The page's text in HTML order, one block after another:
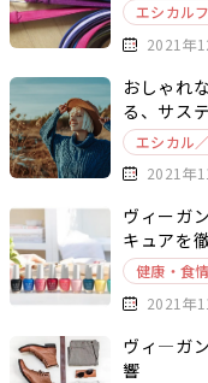
エシカル
2021年
おしゃれ
る、サス
エシカル
2021年
ヴィーガ
キュアを
健康・食
2021年
ヴィ―ガ
響